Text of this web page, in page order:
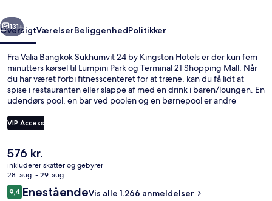
Hotels
Næste
131+
OversigtVærelserBeliggenhedPolitikker
Fra Valia Bangkok Sukhumvit 24 by Kingston Hotels er der kun fem
minutters kørsel til Lumpini Park og Terminal 21 Shopping Mall. Når
du har været forbi fitnesscenteret for at træne, kan du få lidt at
spise i restauranten eller slappe af med en drink i baren/loungen. En
udendørs pool, en bar ved poolen og en børnepool er andre
hjælpsomme personale og morgenmad får rigtig gode
bedømmelser fra rejsende. Overnatningsstedet ligger kun en kort
Centre Metrostation ligger 10 minutter væk og Phrom Phong BTS-
station ligger 15 minutter derfra.
VIP Access
Den
nuværende
pris
er
576 kr.
576 kr.
inkluderer skatter og gebyrer
28. aug. - 29. aug.
Anmeldelser
9,49,4 ud af 10.
EneståendeVis alle 1.266 anmeldelser